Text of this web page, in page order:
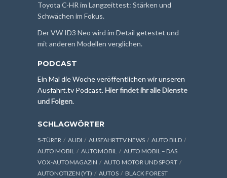
Toyota C-HR im Langzeittest: Stärken und
Schwächen im Fokus.
Der VW ID3 Neo wird im Detail getestet und
mit anderen Modellen verglichen.
PODCAST
Ein Mal die Woche veröffentlichen wir unseren
Ausfahrt.tv Podcast.Hier findet ihr alle Dienste
und Folgen.
SCHLAGWÖRTER
5-TÜRER AUDI AUSFAHRTTV NEWS
AUTO BILD
AUTO MOBIL
AUTOMOBIL
AUTO MOBIL – DAS
VOX-AUTOMAGAZIN
AUTO MOTOR UND SPORT
AUTONOTIZEN (YT)
AUTOS
BLACK FOREST